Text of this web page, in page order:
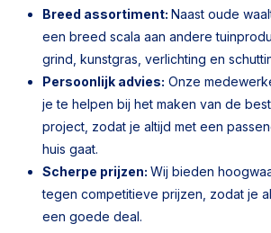
Breed assortiment: Naast oude
een breed scala aan andere
grind, kunstgras, verlichting en
Persoonlijk advies: Onze
je te helpen bij het maken van de
project, zodat je altijd met een
huis gaat.
Scherpe prijzen: Wij bieden
tegen competitieve prijzen, zodat je
een goede deal.